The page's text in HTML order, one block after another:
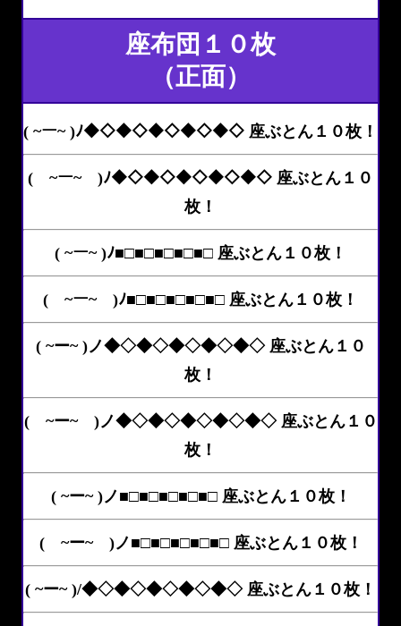
座布団１０枚
（正面）
( ~ー~ )ﾉ◆◇◆◇◆◇◆◇◆◇ 座ぶとん１０枚！
( ~ー~ )ﾉ◆◇◆◇◆◇◆◇◆◇ 座ぶとん１０
枚！
( ~ー~ )ﾉ■□■□■□■□■□ 座ぶとん１０枚！
( ~ー~ )ﾉ■□■□■□■□■□ 座ぶとん１０枚！
( ~ー~ )ノ◆◇◆◇◆◇◆◇◆◇ 座ぶとん１０
枚！
( ~ー~ )ノ◆◇◆◇◆◇◆◇◆◇ 座ぶとん１０
枚！
( ~ー~ )ノ■□■□■□■□■□ 座ぶとん１０枚！
( ~ー~ )ノ■□■□■□■□■□ 座ぶとん１０枚！
( ~ー~ )/◆◇◆◇◆◇◆◇◆◇ 座ぶとん１０枚！